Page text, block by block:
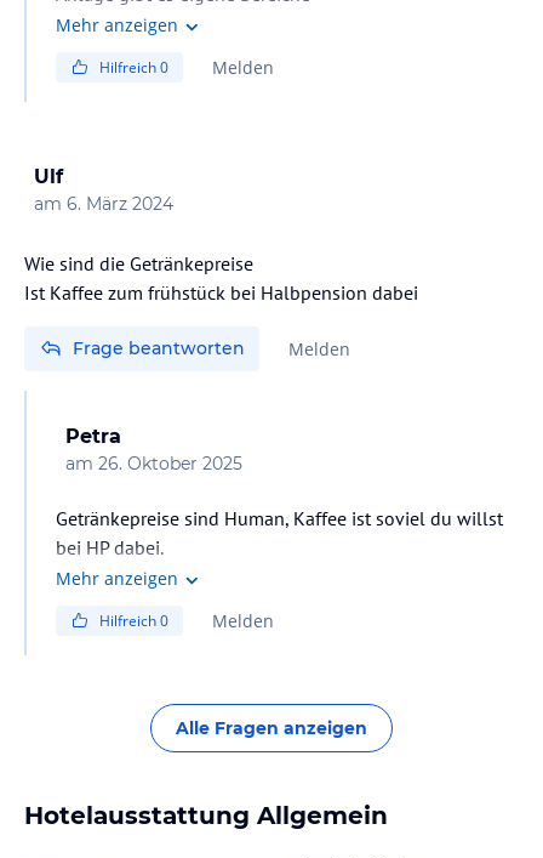
Poolbar vorhanden
Mehr anzeigen
Hilfreich0 Melden
Ulf
am 6. März 2024
Wie sind die Getränkepreise
Ist Kaffee zum frühstück bei Halbpension dabei
Frage beantworten Melden
Petra
am 26. Oktober 2025
Getränkepreise sind Human, Kaffee ist soviel du willst
bei HP dabei.
Am Automaten das rauslassen was man möchte.
alles da
Mehr anzeigen
Hilfreich0 Melden
Alle Fragen anzeigen
Hotelausstattung Allgemein